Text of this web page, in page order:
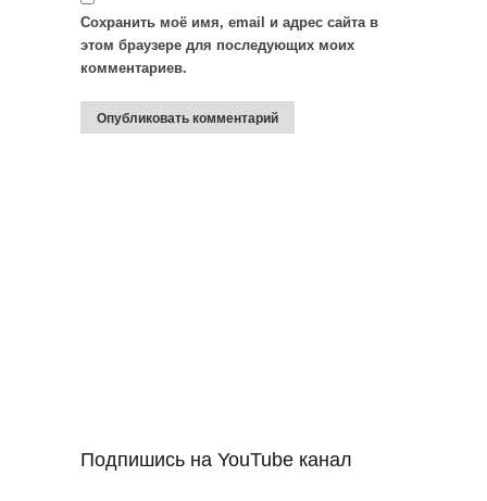
Сохранить моё имя, email и адрес сайта в
этом браузере для последующих моих
комментариев.
Подпишись на YouTube канал